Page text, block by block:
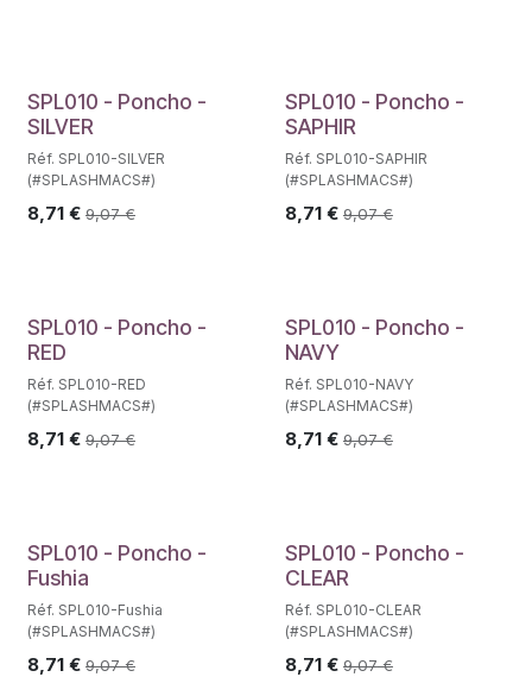
SPL010 - Poncho -
SILVER
Réf. SPL010-SILVER
(#SPLASHMACS#)
8,71 € 9,07€
SPL010 - Poncho -
SAPHIR
Réf. SPL010-SAPHIR
(#SPLASHMACS#)
8,71€ 9,07€
SPL010 - Poncho -
RED
Réf. SPL010-RED
(#SPLASHMACS#)
8,71 € 9,07€
SPL010 - Poncho -
NAVY
Réf. SPL010-NAVY
(#SPLASHMACS#)
8,71€ 9,07€
SPL010 - Poncho -
Fushia
Réf. SPL010-Fushia
(#SPLASHMACS#)
8,71 € 9,07€
SPL010 - Poncho -
CLEAR
Réf. SPL010-CLEAR
(#SPLASHMACS#)
8,71€ 9,07€